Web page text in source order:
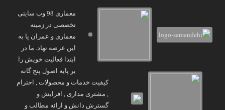
معماری 98 وب سایتی
تخصصی در زمینه
معماری و عمران پا به
این عرصه نهاد. ما در
ابتدا فعالیت خویش را
بر پایه اصول پنج گانه
کیفیت خدمات و محصولات , احترام
, مشتری مداری , افزایش و
گسترش دانش و ارائه مطالب و